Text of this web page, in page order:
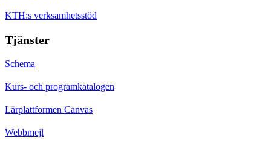
KTH:s verksamhetsstöd
Tjänster
Schema
Kurs- och programkatalogen
Lärplattformen Canvas
Webbmejl